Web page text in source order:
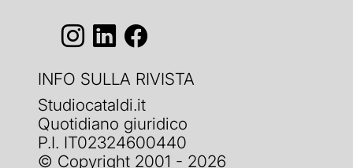
INFO SULLA RIVISTA
Studiocataldi.it
Quotidiano giuridico
P.I. IT02324600440
© Copyright 2001 - 2026